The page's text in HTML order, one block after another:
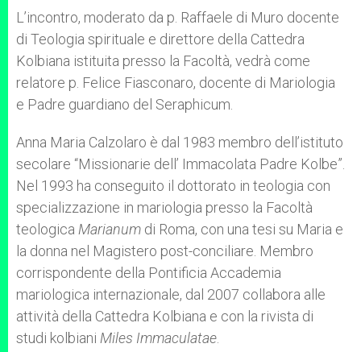
L’incontro, moderato da p. Raffaele di Muro docente
di Teologia spirituale e direttore della Cattedra
Kolbiana istituita presso la Facoltà, vedrà come
relatore p. Felice Fiasconaro, docente di Mariologia
e Padre guardiano del Seraphicum.
Anna Maria Calzolaro è dal 1983 membro dell’istituto
secolare “Missionarie dell’ Immacolata Padre Kolbe”.
Nel 1993 ha conseguito il dottorato in teologia con
specializzazione in mariologia presso la Facoltà
teologica Marianum di Roma, con una tesi su Maria e
la donna nel Magistero post-conciliare. Membro
corrispondente della Pontificia Accademia
mariologica internazionale, dal 2007 collabora alle
attività della Cattedra Kolbiana e con la rivista di
studi kolbiani Miles Immaculatae